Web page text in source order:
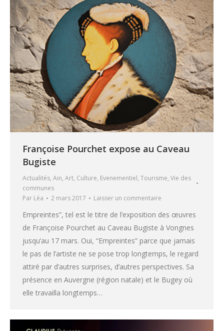
Françoise Pourchet expose au Caveau
Bugiste
Actualités, Ain, Art, Culture, Evenementiel, Tourisme, Vie des
communes
Par Léa 2 mars 2017 Laisser un commentaire
Empreintes”, tel est le titre de l’exposition des œuvres
de Françoise Pourchet au Caveau Bugiste à Vongnes
jusqu’au 17 mars. Oui, “Empreintes” parce que jamais
le pas de l’artiste ne se pose trop longtemps, le regard
attiré par d’autres surprises, d’autres perspectives. Sa
présence en Auvergne (région natale) et le Bugey où
elle travailla longtemps…